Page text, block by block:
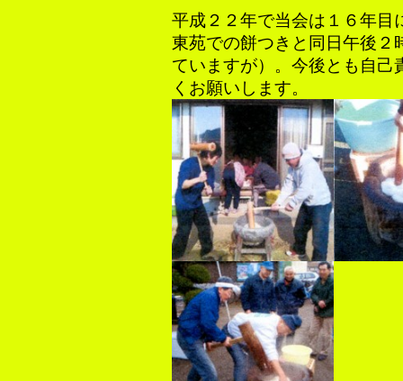
平成２２年で当会は１６年目
東苑での餅つきと同日午後２
ていますが）。今後とも自己
くお願いします。